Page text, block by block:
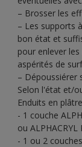
– Brosser les
– Les supports
bon état et
pour enlever
aspérités de
– Dépoussiérer
Selon l'état et/
Enduits en
- 1 couche
ou
- 1 ou 2